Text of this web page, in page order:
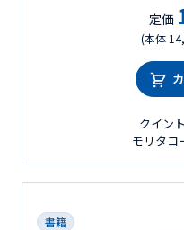
定価
(本体
クイン
モリタコ
書籍